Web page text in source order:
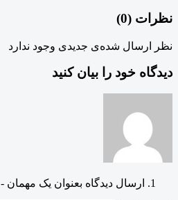
نظرات (0
)
نظر ارسال شده‌ی جدیدی وجود ندارد
دیدگاه خود را بیان کنید
ارسال دیدگاه بعنوان یک مهمان -